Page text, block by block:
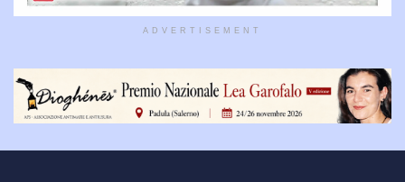
ADVERTISEMENT